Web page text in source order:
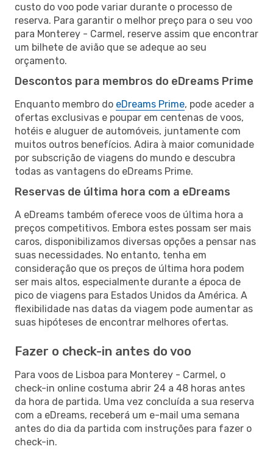
custo do voo pode variar durante o processo de
reserva. Para garantir o melhor preço para o seu voo
para Monterey - Carmel, reserve assim que encontrar
um bilhete de avião que se adeque ao seu
orçamento.
Descontos para membros do eDreams Prime
Enquanto membro do eDreams Prime, pode aceder a
ofertas exclusivas e poupar em centenas de voos,
hotéis e aluguer de automóveis, juntamente com
muitos outros benefícios. Adira à maior comunidade
por subscrição de viagens do mundo e descubra
todas as vantagens do eDreams Prime.
Reservas de última hora com a eDreams
A eDreams também oferece voos de última hora a
preços competitivos. Embora estes possam ser mais
caros, disponibilizamos diversas opções a pensar nas
suas necessidades. No entanto, tenha em
consideração que os preços de última hora podem
ser mais altos, especialmente durante a época de
pico de viagens para Estados Unidos da América. A
flexibilidade nas datas da viagem pode aumentar as
suas hipóteses de encontrar melhores ofertas.
Fazer o check-in antes do voo
Para voos de Lisboa para Monterey - Carmel, o
check-in online costuma abrir 24 a 48 horas antes
da hora de partida. Uma vez concluída a sua reserva
com a eDreams, receberá um e-mail uma semana
antes do dia da partida com instruções para fazer o
check-in.